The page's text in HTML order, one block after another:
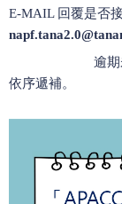
E-MAIL 回覆是否
逾期未回覆或
依序遞補。